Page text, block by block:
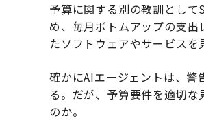
予算に関する別の教訓とし
め、毎月ボトムアップの支
たソフトウェアやサービスを
確かにAIエージェントは、警
る。だが、予算要件を適切
のか。